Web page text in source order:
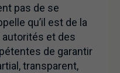
pas de se
qu’il est de la
et des
de garantir
transparent,